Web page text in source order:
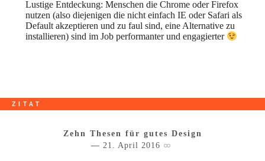
Lustige Entdeckung: Menschen die Chrome oder Firefox
nutzen (also diejenigen die nicht einfach IE oder Safari als
Default akzeptieren und zu faul sind, eine Alternative zu
installieren) sind im Job performanter und engagierter
ZITAT
Zehn Thesen für gutes Design
21. April 2016